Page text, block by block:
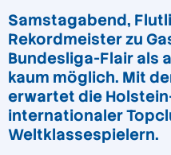
Samstagabend,
Rekordmeister zu
Bundesliga-Flair als
kaum möglich. Mit
erwartet die
internationaler
Weltklassespielern.